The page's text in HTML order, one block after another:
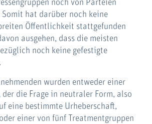
noch von Parteien
hat darüber noch keine
Öffentlichkeit stattgefunden
ausgehen, dass die meisten
noch keine gefestigte
wurden entweder einer
die Frage in neutraler Form, also
eine bestimmte Urheberschaft,
einer von fünf Treatmentgruppen